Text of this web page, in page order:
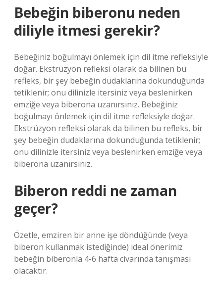
Bebeğin biberonu neden
diliyle itmesi gerekir?
Bebeğiniz boğulmayı önlemek için dil itme refleksiyle
doğar. Ekstrüzyon refleksi olarak da bilinen bu
refleks, bir şey bebeğin dudaklarına dokunduğunda
tetiklenir; onu dilinizle itersiniz veya beslenirken
emziğe veya biberona uzanırsınız. Bebeğiniz
boğulmayı önlemek için dil itme refleksiyle doğar.
Ekstrüzyon refleksi olarak da bilinen bu refleks, bir
şey bebeğin dudaklarına dokunduğunda tetiklenir;
onu dilinizle itersiniz veya beslenirken emziğe veya
biberona uzanırsınız.
Biberon reddi ne zaman
geçer?
Özetle, emziren bir anne işe döndüğünde (veya
biberon kullanmak istediğinde) ideal önerimiz
bebeğin biberonla 4-6 hafta civarında tanışması
olacaktır.